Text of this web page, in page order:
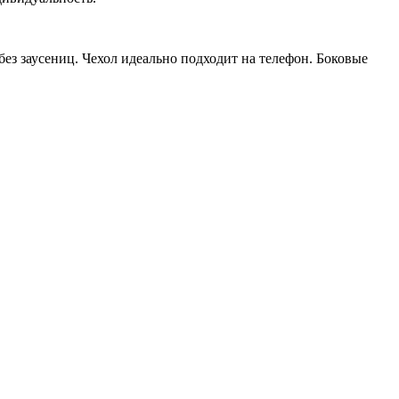
заусениц. Чехол идеально подходит на телефон. Боковые